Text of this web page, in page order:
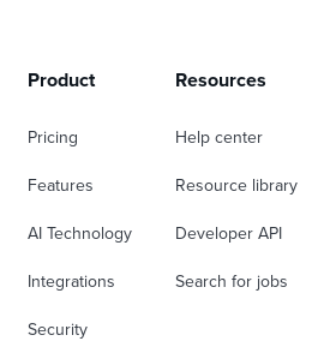
Product
Pricing
Features
AI Technology
Integrations
Security
Resources
Help center
Resource library
Developer API
Search for jobs